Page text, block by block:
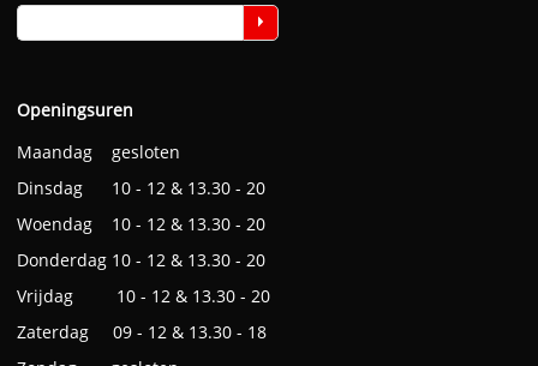
Openingsuren
Maandag gesloten
Dinsdag 10 - 12 & 13.30 - 20
Woendag 10 - 12 & 13.30 - 20
Donderdag 10 - 12 & 13.30 - 20
Vrijdag 10 - 12 & 13.30 - 20
Zaterdag 09 - 12 & 13.30 - 18